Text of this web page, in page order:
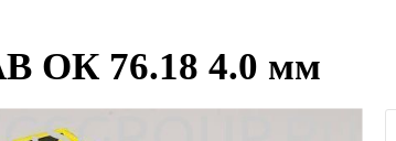
ОК 76.18 4.0 мм